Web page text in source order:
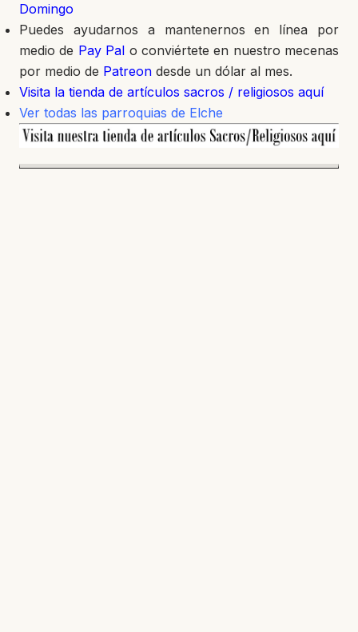
Domingo
Puedes ayudarnos a mantenernos en línea por
medio de Pay Pal o conviértete en nuestro mecenas
por medio de Patreon desde un dólar al mes.
Visita la tienda de artículos sacros / religiosos aquí
Ver todas las parroquias de Elche